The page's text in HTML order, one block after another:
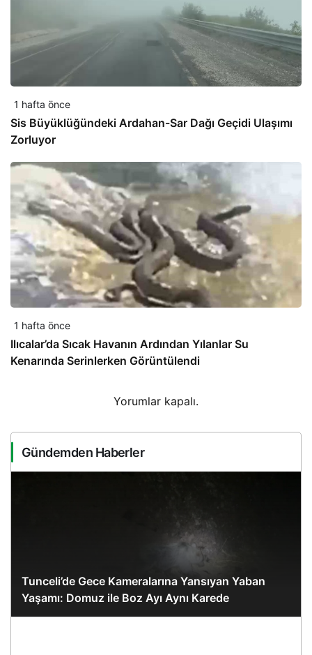
1 hafta önce
Sis Büyüklüğündeki Ardahan-Sar Dağı Geçidi Ulaşımı
Zorluyor
1 hafta önce
Ilıcalar’da Sıcak Havanın Ardından Yılanlar Su
Kenarında Serinlerken Görüntülendi
Yorumlar kapalı.
Gündemden Haberler
Tunceli’de Gece Kameralarına Yansıyan Yaban
Yaşamı: Domuz ile Boz Ayı Aynı Karede